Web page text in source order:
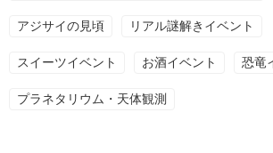
アジサイの見頃 リアル謎解きイベント
スイーツイベント お酒イベント 恐竜
プラネタリウム・天体観測